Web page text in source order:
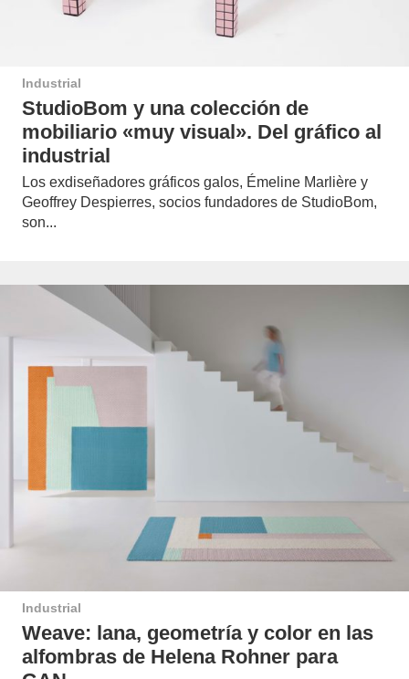
Industrial
StudioBom y una colección de
mobiliario «muy visual». Del gráfico al
industrial
Los exdiseñadores gráficos galos, Émeline Marlière y
Geoffrey Despierres, socios fundadores de StudioBom,
son...
Industrial
Weave: lana, geometría y color en las
alfombras de Helena Rohner para